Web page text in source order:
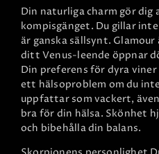
Din naturliga charm gör
kompisgänget. Du gillar
är ganska sällsynt.
ditt Venus-leende öppnar
Din preferens för dyra
ett hälsoproblem om du
uppfattar som vackert,
bra för din hälsa. Skönhet
och bibehålla din balans.